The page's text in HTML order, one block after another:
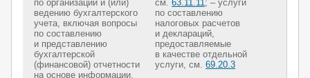
по организации и (или)
ведению бухгалтерского
учета, включая вопросы
по составлению
и представлению
бухгалтерской
(финансовой) отчетности
на основе информации,
см. 63.11.11 ; – услуги
по составлению
налоговых расчетов
и деклараций,
предоставляемые
в качестве отдельной
услуги, см. 69.20.3